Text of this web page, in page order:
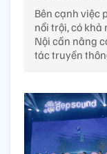
Bên cạnh việc
nổi trội, có
Nội cần nâng
tác truyền